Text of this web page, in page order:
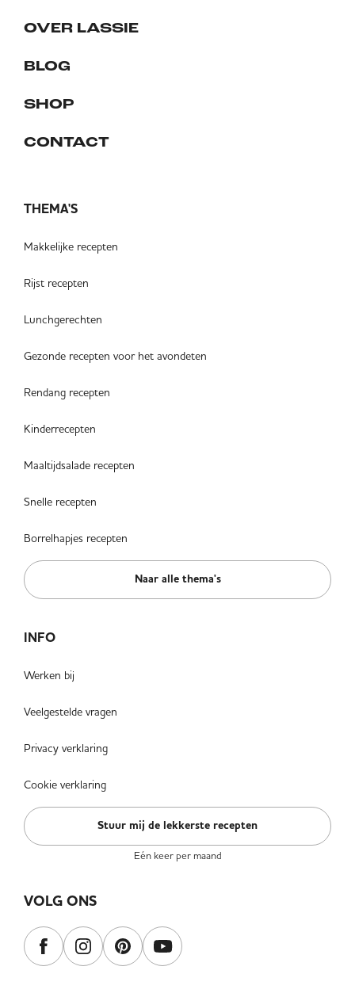
OVER LASSIE
BLOG
SHOP
CONTACT
THEMA'S
Makkelijke recepten
Rijst recepten
Lunchgerechten
Gezonde recepten voor het avondeten
Rendang recepten
Kinderrecepten
Maaltijdsalade recepten
Snelle recepten
Borrelhapjes recepten
Naar alle thema's
INFO
Werken bij
Veelgestelde vragen
Privacy verklaring
Cookie verklaring
Stuur mij de lekkerste recepten
Eén keer per maand
VOLG ONS